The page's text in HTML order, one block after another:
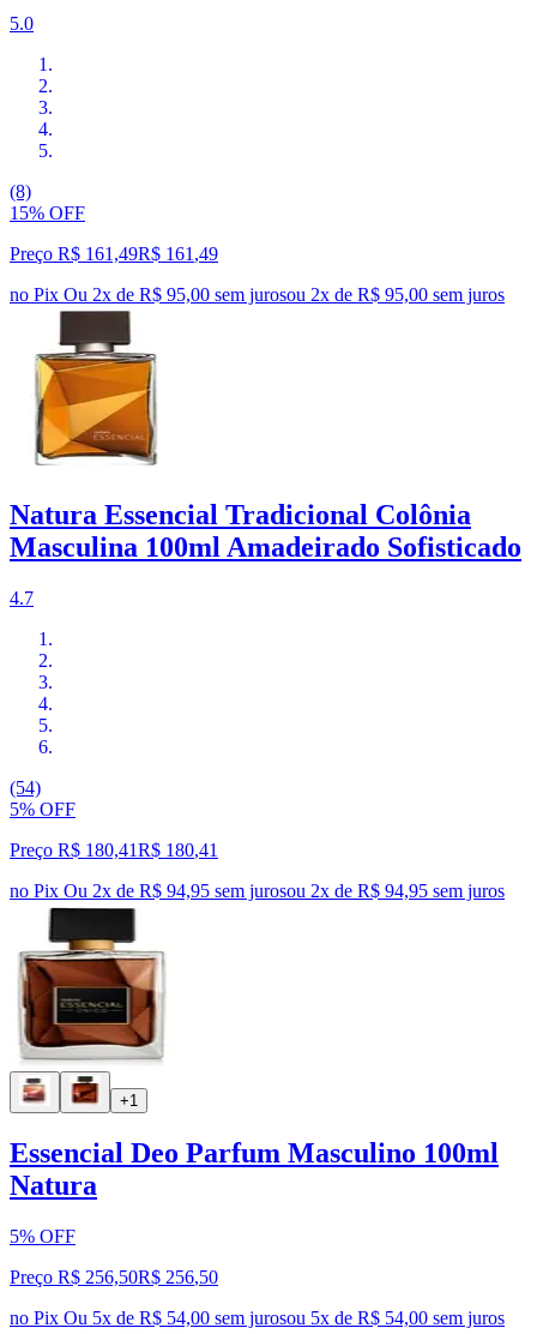
5.0
(8)
15% OFF
Preço R$ 161,49R$ 161 ,49
no Pix Ou 2x de R$ 95,00 sem jurosou 2x de R$ 95,00 sem juros
Natura Essencial Tradicional Colônia
Masculina 100ml Amadeirado Sofisticado
4.7
(54)
5% OFF
Preço R$ 180,41R$ 180,41
no Pix Ou 2x de R$ 94,95 sem jurosou 2x de R$ 94,95 sem juros
+1
Essencial Deo Parfum Masculino 100ml
Natura
5% OFF
Preço R$ 256,50R$ 256,50
no Pix Ou 5x de R$ 54,00 sem jurosou 5x de R$ 54,00 sem juros